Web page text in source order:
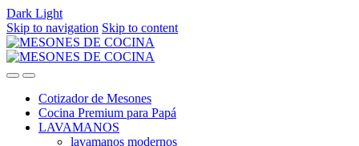
Dark Light
Skip to navigation Skip to content
Cotizador de Mesones
Cocina Premium para Papá
LAVAMANOS
lavamanos modernos